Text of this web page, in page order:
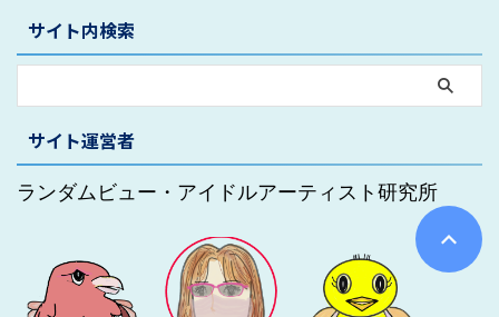
サイト内検索
サイト運営者
ランダムビュー・アイドルアーティスト研究所